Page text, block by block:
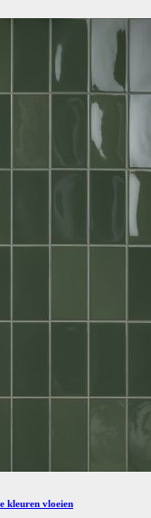
kleuren vloeien